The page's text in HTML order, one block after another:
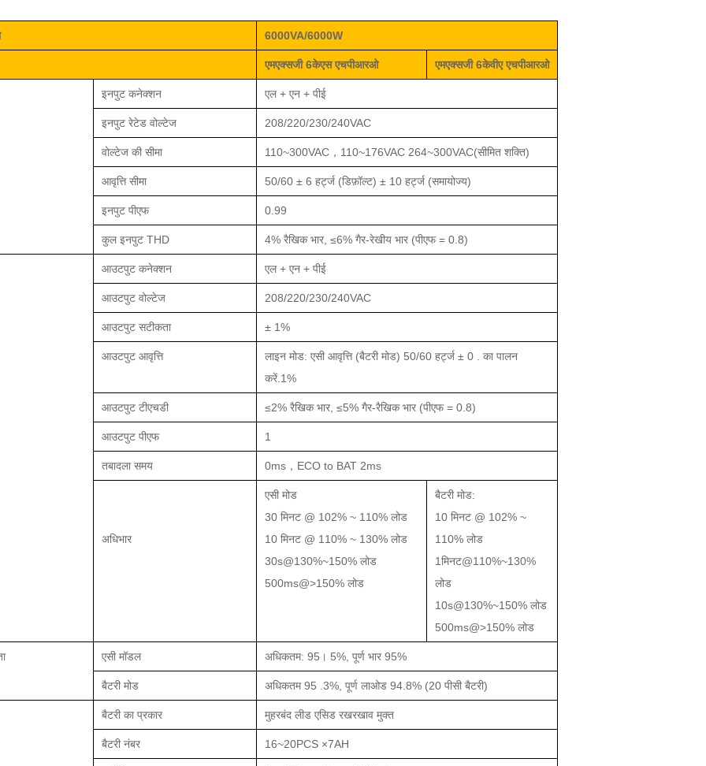
6000VA/6000W
एमएक्सजी 6केएस एचपीआरओ एमएक्सजी 6केवीए एचपीआरओ
इनपुट कनेक्शन एल + एन + पीई
इनपुट रेटेड वोल्टेज 208/220/230/240VAC
वोल्टेज की सीमा 110~300VAC，110~176VAC 264~300VAC(सीमित शक्ति)
आवृत्ति सीमा 50/60 ± 6 हर्ट्ज (डिफ़ॉल्ट) ± 10 हर्ट्ज (समायोज्य)
इनपुट पीएफ 0.99
कुल इनपुट THD 4% रैखिक भार, ≤6% गैर-रेखीय भार (पीएफ = 0.8)
आउटपुट कनेक्शन एल + एन + पीई
आउटपुट वोल्टेज 208/220/230/240VAC
आउटपुट सटीकता ± 1%
आउटपुट आवृत्ति
लाइन मोड: एसी आवृत्ति (बैटरी मोड) 50/60 हर्ट्ज ± 0 . का पालन
करें 1%
आउटपुट टीएचडी ≤2% रैखिक भार, ≤5% गैर-रैखिक भार (पीएफ = 0.8)
आउटपुट पीएफ 1
तबादला समय 0ms，ECO to BAT 2ms
अधिभार
एसी मोड
30 मिनट @ 102% ~ 110% लोड
10 मिनट @ 110% ~ 130% लोड
30s@130%~150% लोड
500ms@>150% लोड
बैटरी मोड:
10 मिनट @ 102% ~
110% लोड
1मिनट@110%~130%
लोड
10s@130%~150% लोड
500ms@>150% लोड
एसी मॉडल अधिकतम: 95। 5%, पूर्ण भार 95%
बैटरी मोड अधिकतम 95 .3%, पूर्ण लाओड 94 8% (20 पीसी बैटरी)
बैटरी का प्रकार मुहरबंद लीड एसिड रखरखाव मुक्त
बैटरी नंबर 16~20PCS ×7AH